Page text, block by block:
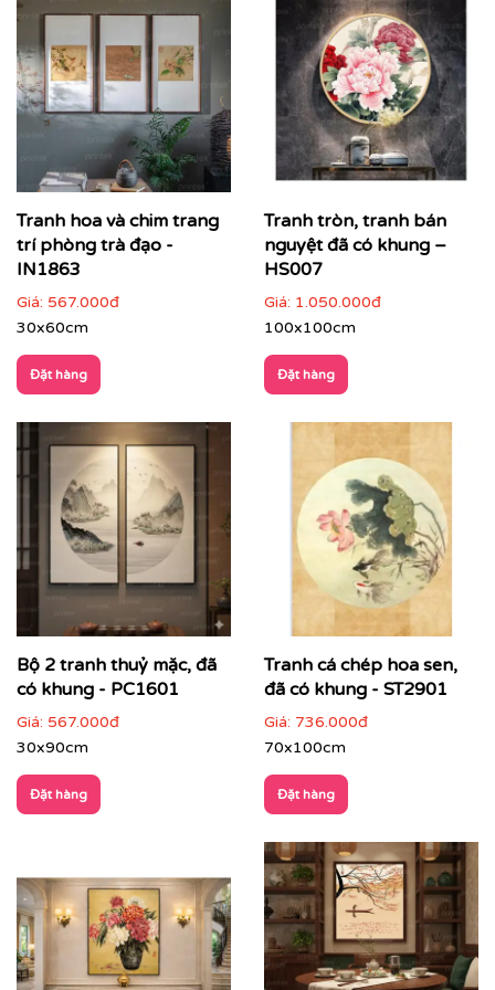
tế của kiến trúc Pháp thuộc địa. Đây không chỉ là tranh
trang trí – mà còn là biểu tượng của gu thẩm mỹ tinh
tế, sự hoài cổ nhưng vẫn sang trọng hiện đại.
ĐIỂM ĐẶC TRƯNG CỦA TRANH INDOCHINE
Tranh hoa và chim trang
trí phòng trà đạo -
IN1863
Giá: 567.000đ
30x60cm
Đặt hàng
Tranh tròn, tranh bán
nguyệt đã có khung –
HS007
Giá: 1.050.000đ
100x100cm
Đặt hàng
Bộ 2 tranh thuỷ mặc, đã
có khung - PC1601
Giá: 567.000đ
30x90cm
Đặt hàng
Tranh cá chép hoa sen,
đã có khung - ST2901
Giá: 736.000đ
70x100cm
Đặt hàng